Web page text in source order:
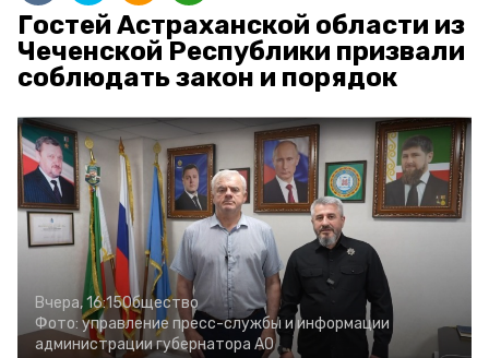
Гостей Астраханской области из
Чеченской Республики призвали
соблюдать закон и порядок
Вчера, 16:15Общество
Фото: управление пресс-службы и информации
администрации губернатора АО